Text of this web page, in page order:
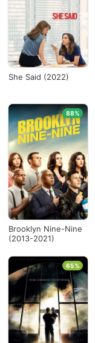
She Said (2022)
Brooklyn Nine-Nine
(2013-2021)
88%
65%